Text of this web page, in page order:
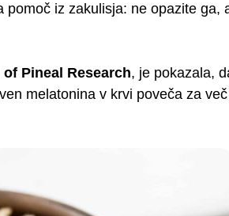
pomoč iz zakulisja: ne opazite ga,
Pineal Research, je pokazala,
melatonina v krvi poveča za več